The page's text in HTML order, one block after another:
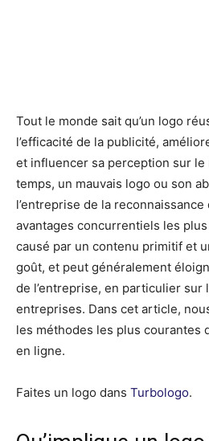
Tout le monde sait qu’un logo
l’efficacité de la publicité,
et influencer sa perception sur le
temps, un mauvais logo ou son
l’entreprise de la reconnaissance
avantages concurrentiels les
causé par un contenu primitif et
goût, et peut généralement
de l’entreprise, en particulier sur
entreprises. Dans cet article,
les méthodes les plus courantes
en ligne.
Faites un logo dans Turbologo.